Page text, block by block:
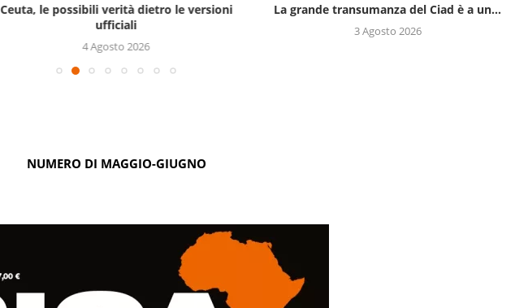
Ceuta, le possibili verità dietro le versioni
ufficiali
4 Agosto 2026
La grande transumanza del Ciad è a un...
3 Agosto 2026
NUMERO DI MAGGIO-GIUGNO